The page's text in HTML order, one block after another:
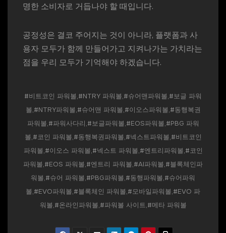
명한 소비자로 거듭나야 할 때입니다.
공정성은 결코 주어지는 것이 아니라, 플랫폼과 사
용자 모두가 함께 만들어가고 지켜나가는 가치라는
점을 우리 모두가 기억해야 하겠습니다.
#비트코인 파워볼,#NTRY 파워볼,#슈어맨파워볼,#보글 파워
볼,#NTRY파워볼,#슈어맨 파워볼,#이오스파워볼,#동행복권
파워볼,#파워사다리,#보글파워볼,#EOS파워볼,#PBG 파워
볼,#코인 파워볼,#동행복권파워볼,#넥스트파워볼,#비트코인
파워볼,#이오스 파워볼,#넥스트 파워볼,#엔트리파워볼,#코인
파워볼,#EOS 파워볼,#엔트리 파워볼,#AI파워볼,#블록체인파
워볼,#슈어 파워볼,#PBG파워볼,#동행파워볼,#슈어파워
볼,#EVO파워볼,#블록체인 파워볼,#모바일파워볼,#EVO 파
워볼,#온라인파워볼,#파워볼 사이트,#메타 파워볼